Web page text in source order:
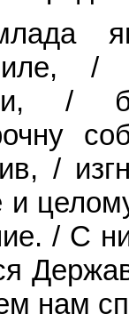
/
/
/
и
/ С
нам